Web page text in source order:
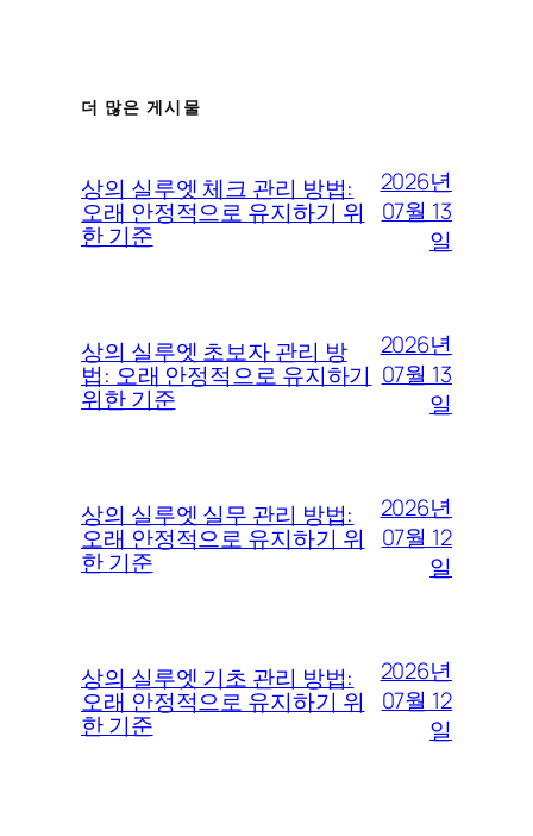
더 많은 게시물
상의 실루엣 체크 관리 방법:
오래 안정적으로 유지하기 위
한 기준
2026년
07월 13
일
상의 실루엣 초보자 관리 방
법: 오래 안정적으로 유지하기
위한 기준
2026년
07월 13
일
상의 실루엣 실무 관리 방법:
오래 안정적으로 유지하기 위
한 기준
2026년
07월 12
일
상의 실루엣 기초 관리 방법:
오래 안정적으로 유지하기 위
한 기준
2026년
07월 12
일